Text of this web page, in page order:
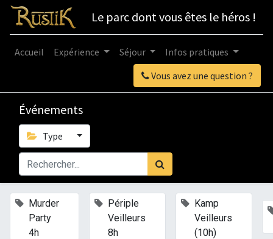
Le parc dont vous êtes le héros !
Vous avez une question ?
Accueil Expérience Séjour Infos pratiques
Événements
Type
Murder
Party
4h
Périple
Veilleurs
8h
Kamp
Veilleurs
(10h)